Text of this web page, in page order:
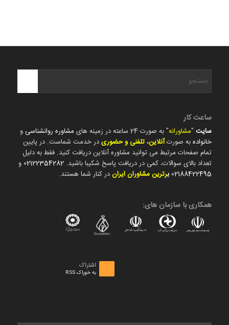
ساعت کار
سایت"مشاورانه" به صورت 24 ساعته در زمینه های مشاوره روانشناسی و
خانوادهبه صورتآنلاین، تلفنی و حضوریدر خدمت شماست. در پایین
تمام صفحات مرتبط می توانید مشاوره آنلاین دریافت کنید. فقط به دلیل
تعداد بالای سوالات، کمی در دریافت پاسخ شکیبا باشید. 02122354282 و
02188422495 برترین مشاوران ایراندر کنار شما هستند.
همکاری با سازمان های:
اشتراک
به خوراک RSS